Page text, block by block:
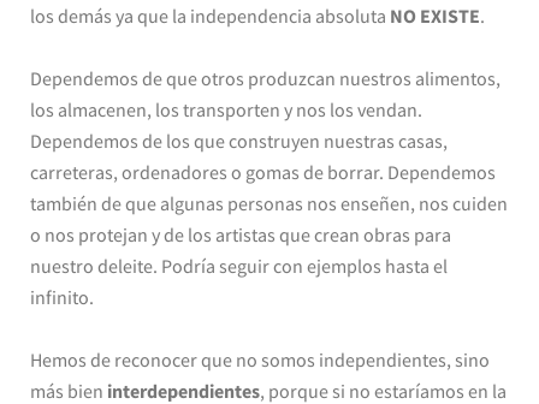
los demás ya que la independencia absoluta NO EXISTE.
Dependemos de que otros produzcan nuestros alimentos,
los almacenen, los transporten y nos los vendan.
Dependemos de los que construyen nuestras casas,
carreteras, ordenadores o gomas de borrar. Dependemos
también de que algunas personas nos enseñen, nos cuiden
o nos protejan y de los artistas que crean obras para
nuestro deleite. Podría seguir con ejemplos hasta el
infinito.
Hemos de reconocer que no somos independientes, sino
más bien interdependientes, porque si no estaríamos en la